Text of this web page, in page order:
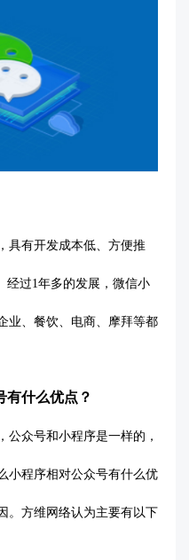
具有开发成本低、方便推
经过1年多的发展，微信小
业、餐饮、电商、摩拜等都
有什么优点？
公众号和小程序是一样的，
小程序相对公众号有什么优
。方维网络认为主要有以下